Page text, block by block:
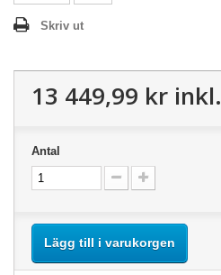
Skriv ut
13 449,99 kr
Antal
Lägg till i varukorgen